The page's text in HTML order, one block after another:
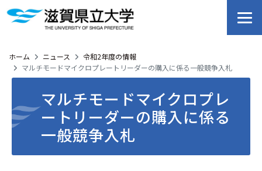
ホーム ニュース
令和2年度の情報
マルチモードマイクロプレートリーダーの購入に係る一般競争入札
マルチモードマイクロプレ
ートリーダーの購入に係る
一般競争入札